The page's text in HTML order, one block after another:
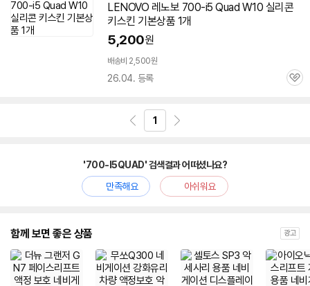
LENOVO 레노보 700-i5 Quad W10 실리콘
키스킨 기본상품 1개
5,200원
배송비 2,500원
26.04. 등록
관
1
'700-I5QUAD' 검색결과 어떠셨나요?
만족해요
아쉬워요
함께 보면 좋은 상품 광고